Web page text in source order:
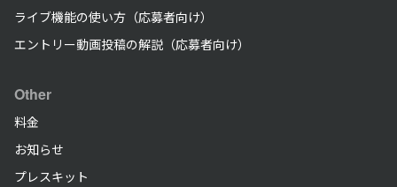
ライブ機能の使い方（応募者向け）
エントリー動画投稿の解説（応募者向け）
Other
料金
お知らせ
プレスキット